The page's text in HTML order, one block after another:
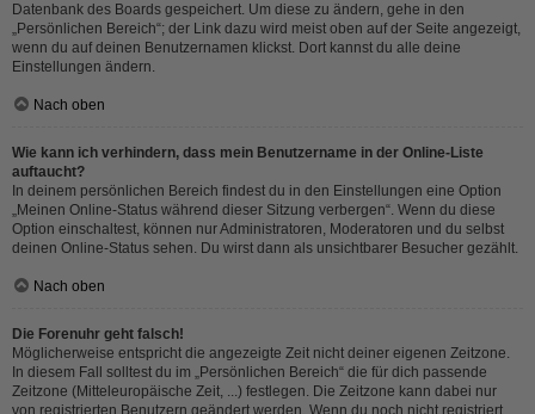
Datenbank des Boards gespeichert. Um diese zu ändern, gehe in den
„Persönlichen Bereich“; der Link dazu wird meist oben auf der Seite angezeigt,
wenn du auf deinen Benutzernamen klickst. Dort kannst du alle deine
Einstellungen ändern.
Nach oben
Wie kann ich verhindern, dass mein Benutzername in der Online-Liste
auftaucht?
In deinem persönlichen Bereich findest du in den Einstellungen eine Option
„Meinen Online-Status während dieser Sitzung verbergen“. Wenn du diese
Option einschaltest, können nur Administratoren, Moderatoren und du selbst
deinen Online-Status sehen. Du wirst dann als unsichtbarer Besucher gezählt.
Nach oben
Die Forenuhr geht falsch!
Möglicherweise entspricht die angezeigte Zeit nicht deiner eigenen Zeitzone.
In diesem Fall solltest du im „Persönlichen Bereich“ die für dich passende
Zeitzone (Mitteleuropäische Zeit, ...) festlegen. Die Zeitzone kann dabei nur
von registrierten Benutzern geändert werden. Wenn du noch nicht registriert